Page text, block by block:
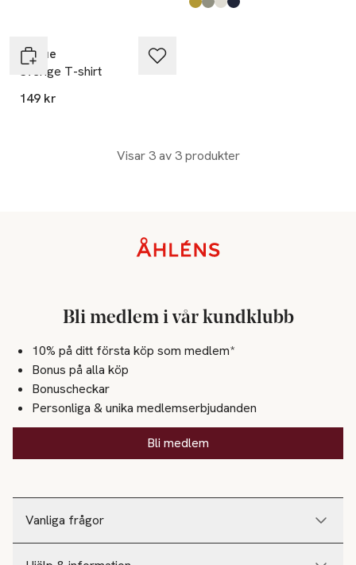
Produkten finns i färgerna:
Dk Sand,
Khaki,
Lt Stone,
Navy,
Clique
Sverige T-shirt
149 kr
Visar 3 av 3 produkter
Vanliga frågor
Bli medlem i vår kundklubb
10% på ditt första köp som medlem*
Bonus på alla köp
Bonuscheckar
Personliga & unika medlemserbjudanden
Bli medlem